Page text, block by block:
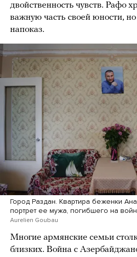
двойственность чувств. Рафо
важную часть своей юности, но
напоказ.
Город Раздан. Квартира беженки
портрет ее мужа, погибшего на
Aurelien Goubau
Многие армянские семьи
близких. Война с